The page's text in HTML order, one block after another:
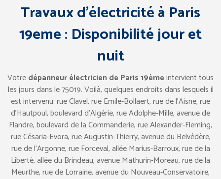
Travaux d’électricité à Paris
19eme : Disponibilité jour et
nuit
Votredépanneur électricien de Paris 19èmeintervient tous
les jours dans le 75019. Voilà, quelques endroits dans lesquels il
est intervenu: rue Clavel, rue Emile-Bollaert, rue de l’Aisne, rue
d’Hautpoul, boulevard d’Algérie, rue Adolphe-Mille, avenue de
Flandre, boulevard de la Commanderie, rue Alexander-Fleming,
rue Césaria-Evora, rue Augustin-Thierry, avenue du Belvédère,
rue de l’Argonne, rue Forceval, allée Marius-Barroux, rue de la
Liberté, allée du Brindeau, avenue Mathurin-Moreau, rue de la
Meurthe, rue de Lorraine, avenue du Nouveau-Conservatoire,